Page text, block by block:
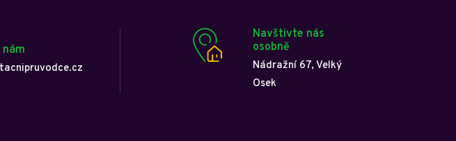
Navštivte nás
osobně
Nádražní 67, Velký
Osek